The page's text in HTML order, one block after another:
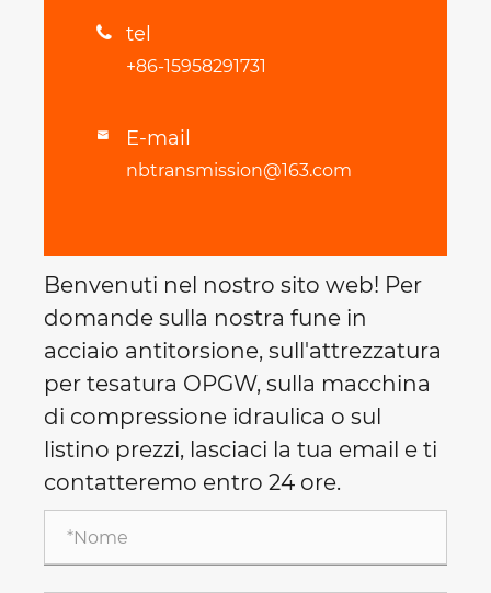
 tel
+86-15958291731
 E-mail
nbtransmission@163.com
Benvenuti nel nostro sito web! Per
domande sulla nostra fune in
acciaio antitorsione, sull'attrezzatura
per tesatura OPGW, sulla macchina
di compressione idraulica o sul
listino prezzi, lasciaci la tua email e ti
contatteremo entro 24 ore.